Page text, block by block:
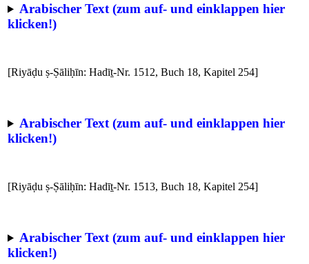
Arabischer Text (zum auf- und einklappen hier
klicken!)
[Riyāḍu ṣ-Ṣāliḥīn: Hadīṯ-Nr. 1512, Buch 18, Kapitel 254]
Arabischer Text (zum auf- und einklappen hier
klicken!)
[Riyāḍu ṣ-Ṣāliḥīn: Hadīṯ-Nr. 1513, Buch 18, Kapitel 254]
Arabischer Text (zum auf- und einklappen hier
klicken!)